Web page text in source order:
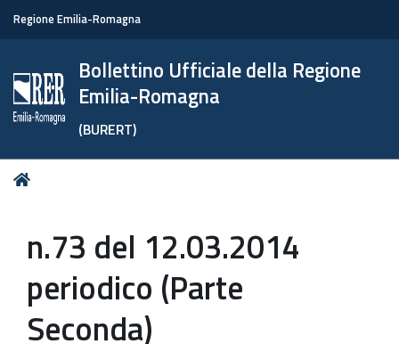
Regione Emilia-Romagna
Bollettino Ufficiale della Regione
Emilia-Romagna
(BURERT)
Tu
n.73 del 12.03.2014
periodico (Parte
Seconda)